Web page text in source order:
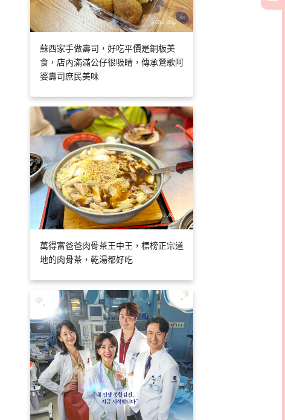
蘇西家手做壽司，好吃平價是銅板美
食，店內滿滿公仔很吸睛，傳承鶯歌阿
婆壽司庶民美味
萬得富爸爸肉骨茶王中王，標榜正宗道
地的肉骨茶，乾湯都好吃